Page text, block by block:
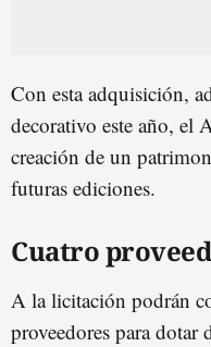
Con esta adquisición,
decorativo este año, el
creación de un
futuras ediciones.
Cuatro
A la licitación podrán
proveedores para dotar